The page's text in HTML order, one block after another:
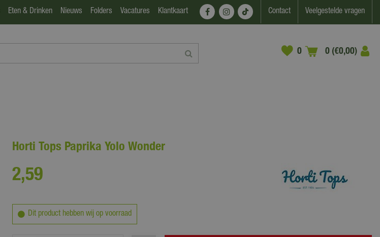
Eten & Drinken Nieuws Folders Vacatures Klantkaart Contact Veelgestelde vragen
0 (€0,00)
Horti Tops Paprika Yolo Wonder
2,59
Dit product hebben wij op voorraad